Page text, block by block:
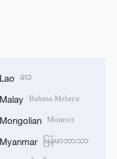
Lao ລາວ
Malay Bahasa Melayu
Mongolian Монгол
Myanmar မြန်မာဘာသာ